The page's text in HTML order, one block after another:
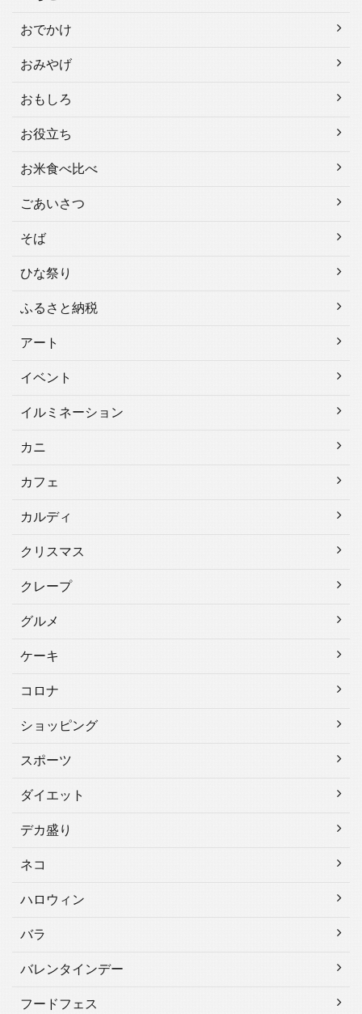
おでかけ
おみやげ
おもしろ
お役立ち
お米食べ比べ
ごあいさつ
そば
ひな祭り
ふるさと納税
アート
イベント
イルミネーション
カニ
カフェ
カルディ
クリスマス
クレープ
グルメ
ケーキ
コロナ
ショッピング
スポーツ
ダイエット
デカ盛り
ネコ
ハロウィン
バラ
バレンタインデー
フードフェス